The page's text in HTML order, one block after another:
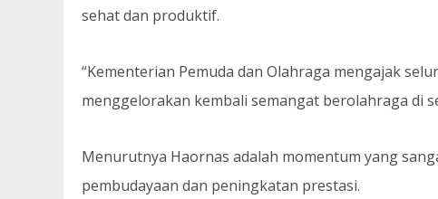
sehat dan produktif.
“Kementerian Pemuda dan Olahraga mengajak
menggelorakan kembali semangat berolahraga di
Menurutnya Haornas adalah momentum yang
pembudayaan dan peningkatan prestasi.